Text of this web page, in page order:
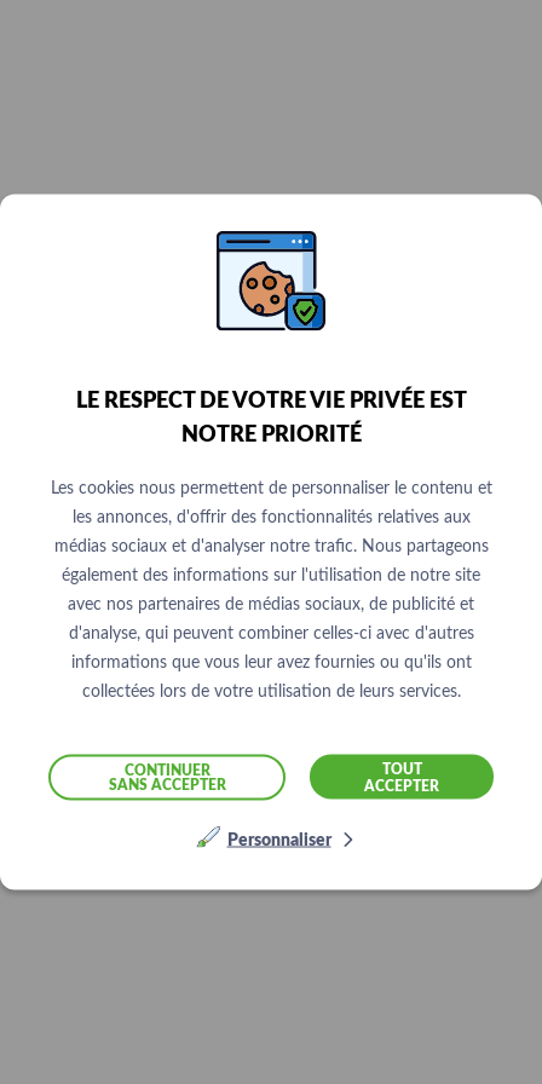
LE RESPECT DE VOTRE VIE PRIVÉE EST
NOTRE PRIORITÉ
Les cookies nous permettent de personnaliser le contenu et
les annonces, d'offrir des fonctionnalités relatives aux
médias sociaux et d'analyser notre trafic. Nous partageons
également des informations sur l'utilisation de notre site
avec nos partenaires de médias sociaux, de publicité et
d'analyse, qui peuvent combiner celles-ci avec d'autres
informations que vous leur avez fournies ou qu'ils ont
collectées lors de votre utilisation de leurs services.
TOUT
ACCEPTER
CONTINUER
SANS ACCEPTER
Personnaliser